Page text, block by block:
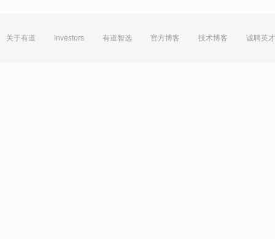
关于有道 Investors 有道智选 官方博客 技术博客 诚聘英才